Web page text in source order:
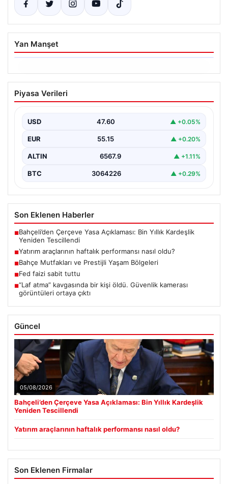
Yan Manşet
05.08.2026
Yatırım araçlarının haftalık performansı
nasıl oldu?
"content": "Bir haftalık zaman diliminde finans
piyasalarında hareketlilik…
Piyasa Verileri
USD 47.60 ▲ +0.05%
EUR 55.15 ▲ +0.20%
ALTIN 6567.9 ▲ +1.11%
BTC 3064226 ▲ +0.29%
Son Eklenen Haberler
■Bahçeli’den Çerçeve Yasa Açıklaması: Bin Yıllık Kardeşlik
Yeniden Tescillendi
■Yatırım araçlarının haftalık performansı nasıl oldu?
■Bahçe Mutfakları ve Prestijli Yaşam Bölgeleri
■Fed faizi sabit tuttu
■“Laf atma” kavgasında bir kişi öldü. Güvenlik kamerası
görüntüleri ortaya çıktı
Güncel
05/08/2026
Bahçeli’den Çerçeve Yasa Açıklaması: Bin Yıllık Kardeşlik
Yeniden Tescillendi
Yatırım araçlarının haftalık performansı nasıl oldu?
Son Eklenen Firmalar